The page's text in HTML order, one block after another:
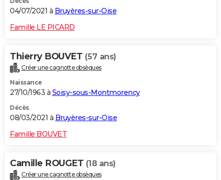
04/07/2021 à Bruyères-sur-Oise
Famille LE PICARD
Thierry BOUVET (57 ans)
Créer une cagnotte obsèques
Naissance
27/10/1963 à Soisy-sous-Montmorency
Décès
08/03/2021 à Bruyères-sur-Oise
Famille BOUVET
Camille ROUGET (18 ans)
Créer une cagnotte obsèques